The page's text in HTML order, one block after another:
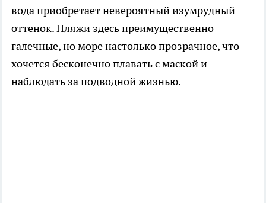
вода приобретает невероятный изумрудный
оттенок. Пляжи здесь преимущественно
галечные, но море настолько прозрачное, что
хочется бесконечно плавать с маской и
наблюдать за подводной жизнью.